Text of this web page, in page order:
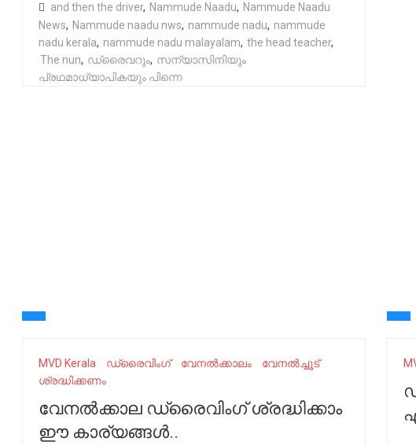
and then the driver, Nammude Naadu, Nammude Naadu
News, Nammude naadu nws, nammude nadu, nammude
nadu kerala, nammude nadu malayalam, the head teacher,
The nun, ഡ്രൈവറും, സന്യാസിനിയും
പ്രഥമാധ്യാപികയും പിന്നെ
MVD Kerala ഡ്രൈവിംഗ് വേനൽക്കാലം
വേനൽച്ചൂട്
ശ്രദ്ധിക്കണം
വേനൽക്കാല ഡ്രൈവിംഗ് ശ്രദ്ധിക്കാം
ഈ കാര്യങ്ങൾ..